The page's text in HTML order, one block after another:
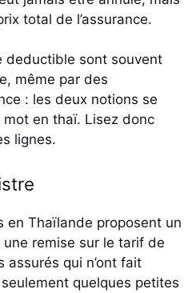
total de l’assurance.
deductible sont souvent
même par des
: les deux notions se
en thaï. Lisez donc
lignes.
en Thaïlande proposent un
remise sur le tarif de
assurés qui n’ont fait
quelques petites